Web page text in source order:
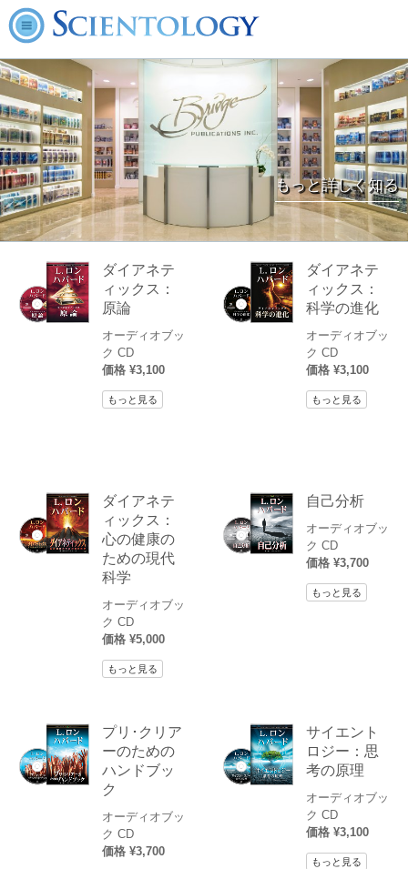
もっと詳しく知る
ダイアネテ
ィックス：
原論
オーディオブッ
ク CD
価格 ¥3,100
もっと見る
ダイアネテ
ィックス：
科学の進化
オーディオブッ
ク CD
価格 ¥3,100
もっと見る
ダイアネテ
ィックス：
心の健康の
ための現代
科学
オーディオブッ
ク CD
価格 ¥5,000
もっと見る
自己分析
オーディオブッ
ク CD
価格 ¥3,700
もっと見る
プリ･クリア
ーのための
ハンドブッ
ク
オーディオブッ
ク CD
価格 ¥3,700
サイエント
ロジー：思
考の原理
オーディオブッ
ク CD
価格 ¥3,100
もっと見る